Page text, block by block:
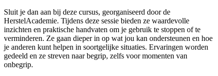
Sluit je dan aan bij deze cursus, georganiseerd door de
HerstelAcademie. Tijdens deze sessie bieden ze waardevolle
inzichten en praktische handvaten om je gebruik te stoppen of te
verminderen. Ze gaan dieper in op wat jou kan ondersteunen en hoe
je anderen kunt helpen in soortgelijke situaties. Ervaringen worden
gedeeld en ze streven naar begrip, zelfs voor momenten van
onbegrip.